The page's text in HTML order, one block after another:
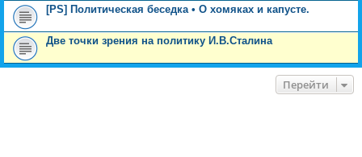
[PS] Политическая беседка • О хомяках и капусте.
Две точки зрения на политику И.В.Сталина
Перейти